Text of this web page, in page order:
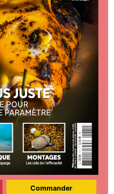
Commander